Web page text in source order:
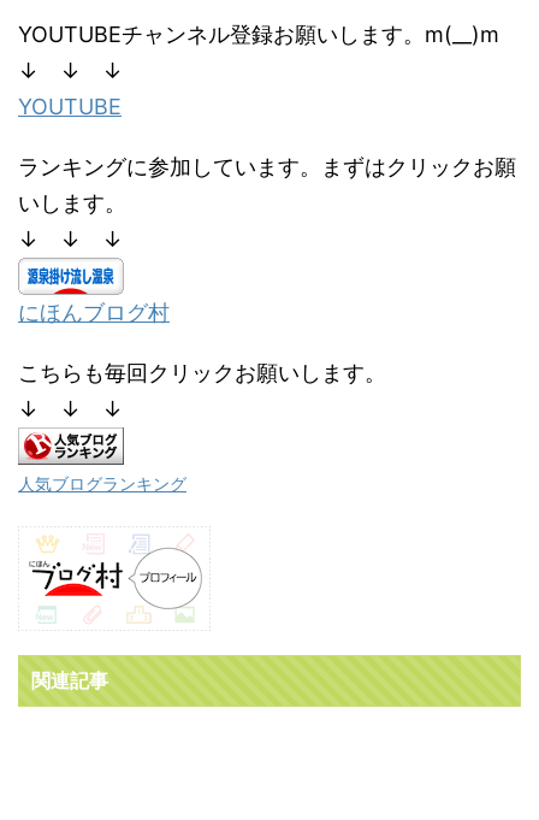
YOUTUBEチャンネル登録お願いします。m(__)m
↓ ↓ ↓
YOUTUBE
ランキングに参加しています。まずはクリックお願
いします。
↓ ↓ ↓
にほんブログ村
こちらも毎回クリックお願いします。
↓ ↓ ↓
人気ブログランキング
関連記事